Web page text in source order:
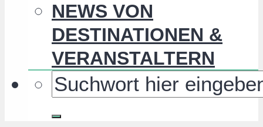
NEWS VON
DESTINATIONEN &
VERANSTALTERN